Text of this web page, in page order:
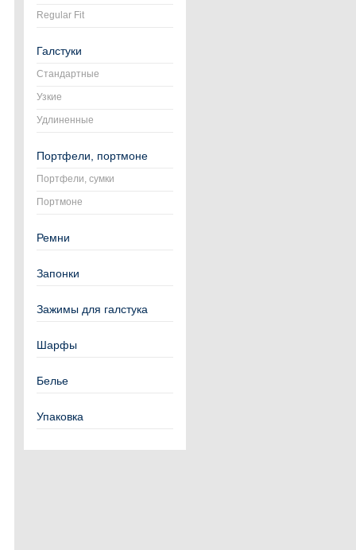
Regular Fit
Галстуки
Стандартные
Узкие
Удлиненные
Портфели, портмоне
Портфели, сумки
Портмоне
Ремни
Запонки
Зажимы для галстука
Шарфы
Белье
Упаковка